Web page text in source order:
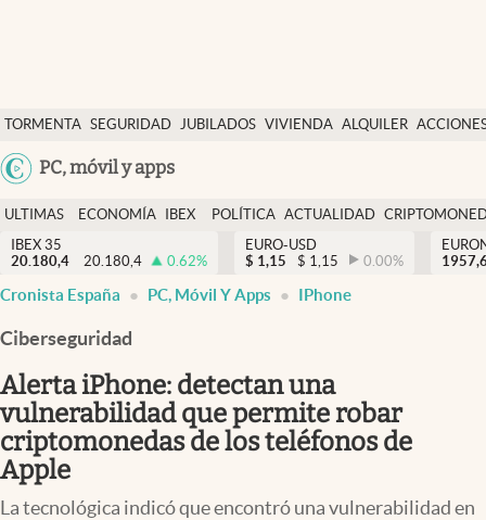
TORMENTA SEGURIDAD JUBILADOS VIVIENDA ALQUILER
USA
PC, móvil y apps
Economía y finanzas
Política
Actualidad
Criptomonedas
España
ULTIMAS
NOTICIAS
ECONOMÍA
FINANZAS
IBEX
EURO
POLÍTICA ACTUALIDAD
IBEX 35
20.180,4
20.180,4 0.62%
EURO-USD
$ 1,15 $ 1,15 0.00%
Cronista España PC, Móvil Y Apps IPhone
Ciberseguridad
Alerta iPhone: detectan una
vulnerabilidad que permite robar
criptomonedas de los teléfonos de
Apple
La tecnológica indicó que encontró una vulnerabilidad en